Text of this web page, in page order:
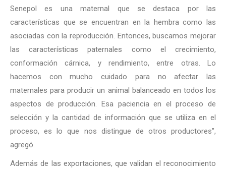
Senepol es una maternal que se destaca por las
características que se encuentran en la hembra como las
asociadas con la reproducción. Entonces, buscamos mejorar
las características paternales como el crecimiento,
conformación cárnica, y rendimiento, entre otras. Lo
hacemos con mucho cuidado para no afectar las
maternales para producir un animal balanceado en todos los
aspectos de producción. Esa paciencia en el proceso de
selección y la cantidad de información que se utiliza en el
proceso, es lo que nos distingue de otros productores”,
agregó.
Además de las exportaciones, que validan el reconocimiento